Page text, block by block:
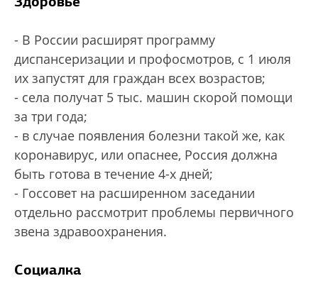
- В России расширят программу
диспансеризации и профосмотров, с 1 июля
их запустят для граждан всех возрастов;
- села получат 5 тыс. машин скорой помощи
за три года;
- в случае появления болезни такой же, как
коронавирус, или опаснее, Россия должна
быть готова в течение 4-х дней;
- Госсовет на расширенном заседании
отдельно рассмотрит проблемы первичного
звена здравоохранения.
Социалка